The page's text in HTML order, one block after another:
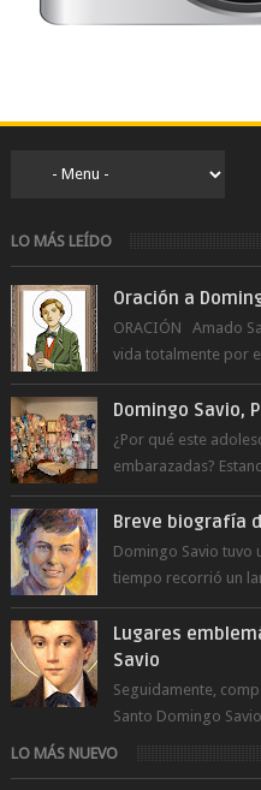
LO MÁS LEÍDO
Oración a
ORACIÓN Amado
vida totalmente por
a la juventud para ...
Domingo Savio,
¿Por qué este
embarazadas?
día le pide a Don
Breve biografía
Domingo Savio tuvo
tiempo recorrió un
del Espíritu Santo y
Lugares
Savio
Seguidamente,
Santo Domingo
Don Bosco». San
LO MÁS NUEVO